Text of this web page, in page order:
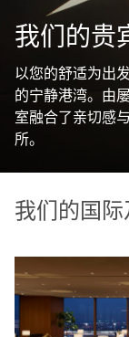
我们的贵
以您的舒适为出
的宁静港湾。由
室融合了亲切感
所。
我们的国